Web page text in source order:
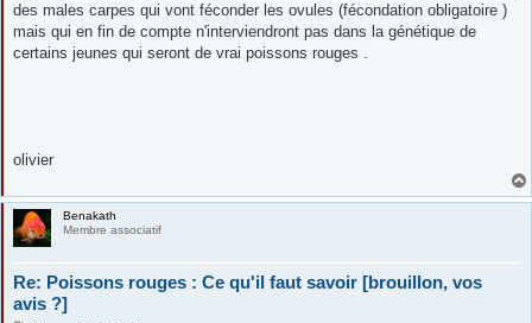
des males carpes qui vont féconder les ovules (fécondation obligatoire )
mais qui en fin de compte n'interviendront pas dans la génétique de
certains jeunes qui seront de vrai poissons rouges .
olivier
Benakath
Membre associatif
Re: Poissons rouges : Ce qu'il faut savoir [brouillon, vos
avis ?]